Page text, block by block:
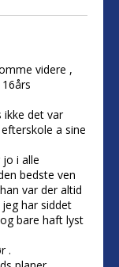
videre ,
ikke det var
a sine
i alle
bedste ven
var der altid
har siddet
bare haft lyst
.